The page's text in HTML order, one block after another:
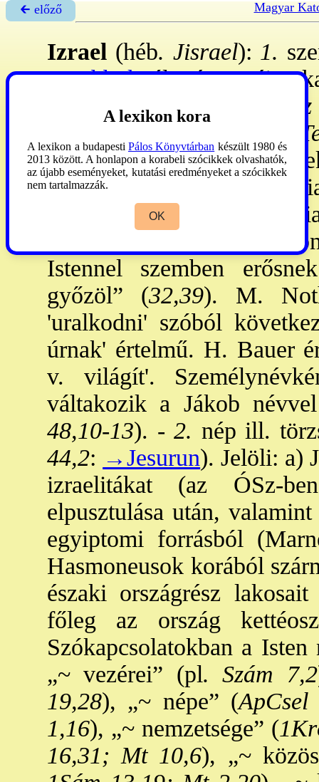
🡰 előző Magyar
Izrael (héb. Jisrael): 1.
→Jabboknál vívott
lénytől (
Ter 32,23-33;
Isten ígéretei
Izsáknak a fia, Jákob ~
Ábrahám). A
nevet: „Ezentúl ne
Istennel szemben
győzöl” (32,39). M.
'uralkodni' szóból
úrnak' értelmű. H. Bauer
v. világít'.
váltakozik a Jákob
48,10-13). - 2. nép ill.
44,2: →Jesurun). Jelöli: a)
izraelitákat (az ÓSz-
elpusztulása után,
egyiptomi forrásból
Hasmoneusok korából
északi országrész
főleg az ország
Szókapcsolatokban a
„~ vezérei” (pl. Szám 7,2
19,28), „~ népe” (ApCsel
1,16), „~ nemzetsége” (
16,31; Mt 10,6), „~
A lexikon kora
A lexikon a budapesti Pálos Könyvtárban készült 1980 és
2013 között. A honlapon a korabeli szócikkek olvashatók,
az újabb eseményeket, kutatási eredményeket a szócikkek
nem tartalmazzák.
OK